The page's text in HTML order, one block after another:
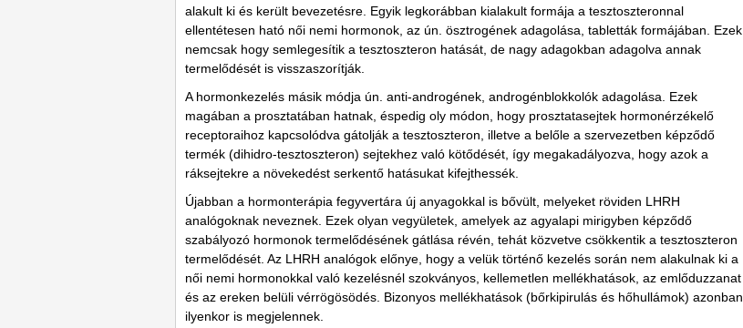
alakult ki és került bevezetésre. Egyik legkorábban kialakult formája a tesztoszteronnal
ellentétesen ható női nemi hormonok, az ún. ösztrogének adagolása, tabletták formájában. Ezek
nemcsak hogy semlegesítik a tesztoszteron hatását, de nagy adagokban adagolva annak
termelődését is visszaszorítják.
A hormonkezelés másik módja ún. anti-androgének, androgénblokkolók adagolása. Ezek
magában a prosztatában hatnak, éspedig oly módon, hogy prosztatasejtek hormonérzékelő
receptoraihoz kapcsolódva gátolják a tesztoszteron, illetve a belőle a szervezetben képződő
termék (dihidro-tesztoszteron) sejtekhez való kötődését, így megakadályozva, hogy azok a
ráksejtekre a növekedést serkentő hatásukat kifejthessék.
Újabban a hormonterápia fegyvertára új anyagokkal is bővült, melyeket röviden LHRH
analógoknak neveznek. Ezek olyan vegyületek, amelyek az agyalapi mirigyben képződő
szabályozó hormonok termelődésének gátlása révén, tehát közvetve csökkentik a tesztoszteron
termelődését. Az LHRH analógok előnye, hogy a velük történő kezelés során nem alakulnak ki a
női nemi hormonokkal való kezelésnél szokványos, kellemetlen mellékhatások, az emlőduzzanat
és az ereken belüli vérrögösödés. Bizonyos mellékhatások (bőrkipirulás és hőhullámok) azonban
ilyenkor is megjelennek.